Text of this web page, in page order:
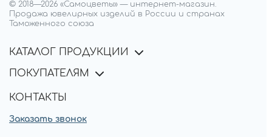
© 2018—2026 «Самоцветы» — интернет-магазин.
Продажа ювелирных изделий в России и странах
Таможенного союза
КАТАЛОГ ПРОДУКЦИИ
ПОКУПАТЕЛЯМ
КОНТАКТЫ
Заказать звонок